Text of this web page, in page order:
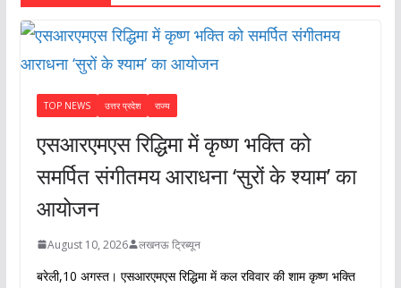
k
TOP NEWS उत्तर प्रदेश राज्य
एसआरएमएस रिद्धिमा में कृष्ण भक्ति को
समर्पित संगीतमय आराधना ‘सुरों के श्याम’ का
आयोजन
August 10, 2026 लखनऊ ट्रिब्यून
बरेली,10 अगस्त। एसआरएमएस रिद्धिमा में कल रविवार की शाम कृष्ण भक्ति